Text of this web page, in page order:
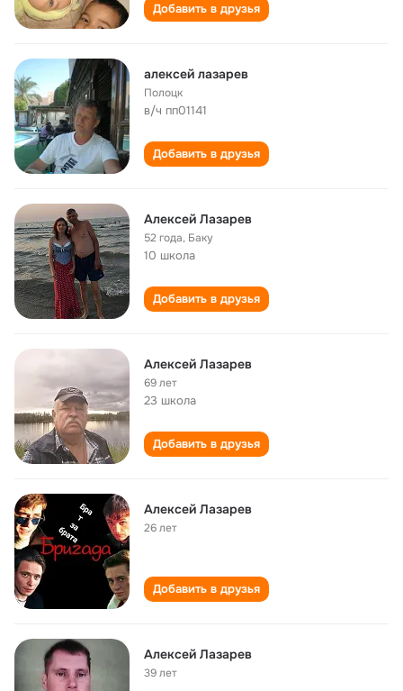
Добавить в друзья
алексей лазарев
Полоцк
в/ч пп01141
Добавить в друзья
Алексей Лазарев
52 года, Баку
10 школа
Добавить в друзья
Алексей Лазарев
69 лет
23 школа
Добавить в друзья
Алексей Лазарев
26 лет
Добавить в друзья
Алексей Лазарев
39 лет